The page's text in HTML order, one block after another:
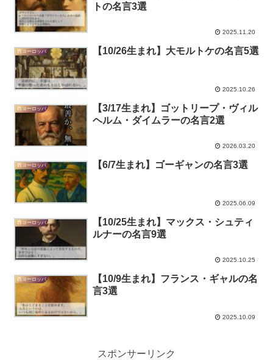
トの名言3選
2025.11.20
西ヨーロッパ 【10/26生まれ】大モルトケの名言5選
2025.10.26
西ヨーロッパ
【3/17生まれ】ゴットリープ・ヴィル
ヘルム・ダイムラーの名言2選
2026.03.20
西ヨーロッパ 【6/7生まれ】ゴーギャンの名言3選
2025.06.09
西ヨーロッパ
【10/25生まれ】マックス・シュティ
ルナーの名言9選
2025.10.25
西ヨーロッパ
【10/9生まれ】フランス・ギャルの名
言3選
2025.10.09
スポンサーリンク